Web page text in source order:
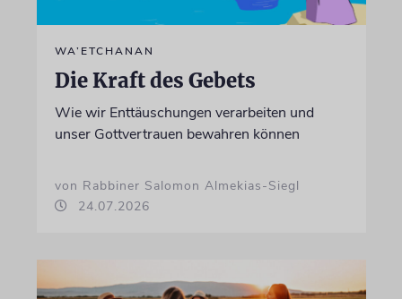
WA’ETCHANAN
Die Kraft des Gebets
Wie wir Enttäuschungen verarbeiten und
unser Gottvertrauen bewahren können
von Rabbiner Salomon Almekias-Siegl
24.07.2026